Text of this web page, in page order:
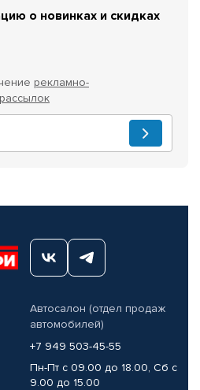
о новинках и скидках
рекламно-
Автосалон (отдел продаж
автомобилей)
+7 949 503-45-55
Пн-Пт с 09.00 до 18.00, Сб с
9.00 до 15.00